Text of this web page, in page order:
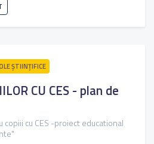
ŞTIINȚIFICE
CU CES - plan de
cu CES -proiect educational